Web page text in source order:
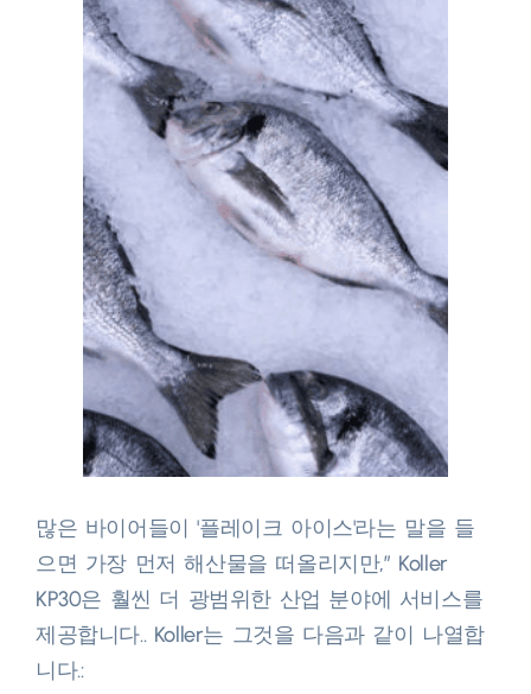
많은 바이어들이 '플레이크 아이스'라는 말을 들
으면 가장 먼저 해산물을 떠올리지만,” Koller
KP30은 훨씬 더 광범위한 산업 분야에 서비스를
제공합니다.. Koller는 그것을 다음과 같이 나열합
니다.:​